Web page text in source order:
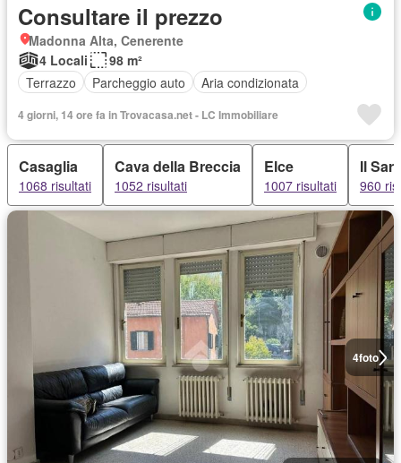
Consultare il prezzo
Madonna Alta, Cenerente
4 Locali
98 m²
Terrazzo
Parcheggio auto Aria condizionata
4 giorni, 14 ore fa in Trovacasa.net - LC Immobiliare
Casaglia
1068 risultati
Cava della Breccia
1052 risultati
Elce
1007 risultati
Il
960
4foto